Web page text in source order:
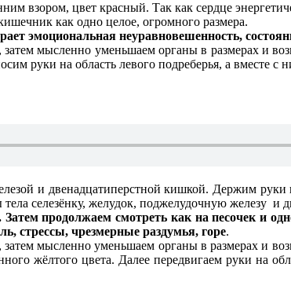
взором, цвет красный. Так как сердце
как одно целое, огромного размера.
эмоциональная неуравновешенность,
мысленно уменьшаем органы в размерах и
руки на область левого подреберья, а вместе
и двенадцатиперстной кишкой. Держим
селезёнку, желудок, поджелудочную железу и
продолжаем смотреть как на песочек и
стрессы, чрезмерные раздумья, горе.
мысленно уменьшаем органы в размерах и
жёлтого цвета. Далее передвигаем руки на